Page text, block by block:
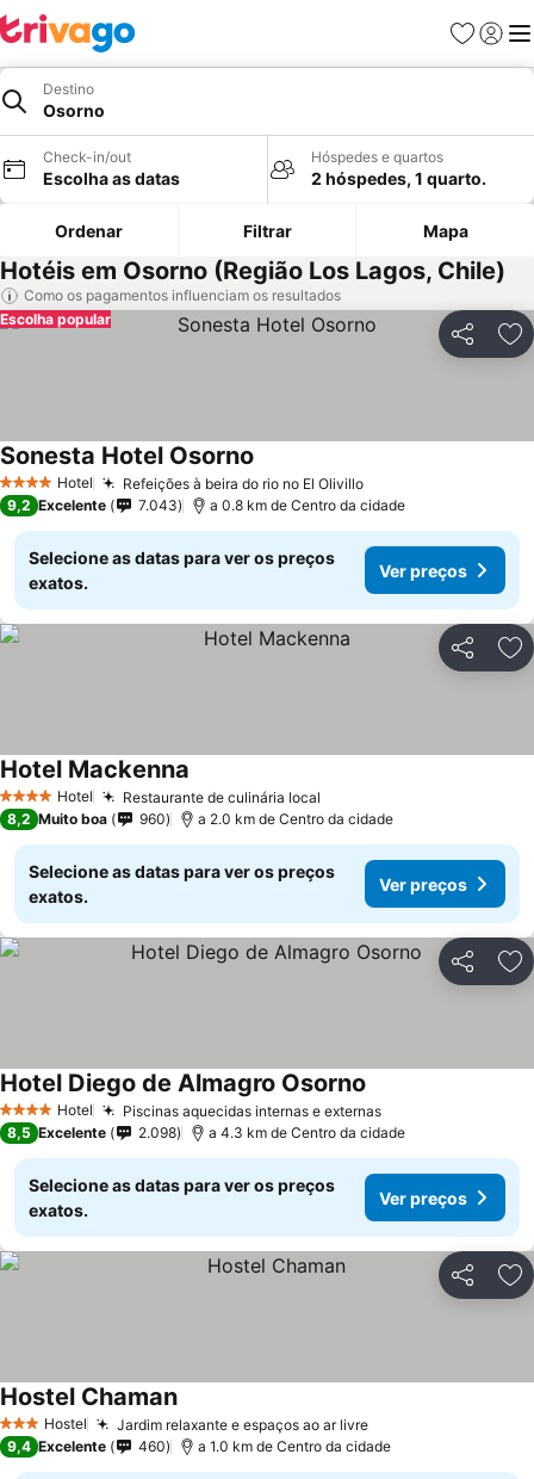
Favoritos
Iniciar
Destino
Osorno
Check-in/out
Escolha as datas
Hóspedes e quartos
2 hóspedes, 1 quarto.
Ordenar Filtrar Mapa
Hotéis em Osorno (Região Los Lagos, Chile)
Como os pagamentos influenciam os resultados
Partilhar
Escolha popular
4 EstrelasHotel Refeições à beira do rio no El OlivilloVer preços
Sonesta Hotel Osorno
9,2 Excelente 7.043 a 0.8 km de Centro da cidade
Selecione as datas para ver os preços
exatos.
Ver preços
Partilhar
4 EstrelasHotel Restaurante de culinária local
Hotel Mackenna
8,2 Muito boa 960 a 2.0 km de Centro da cidade
Selecione as datas para ver os preços
exatos.
Ver preços
Partilhar
4 EstrelasHotel Piscinas aquecidas internas e externasVer preços
Hotel Diego de Almagro Osorno
8,5 Excelente 2.098 a 4.3 km de Centro da cidade
Selecione as datas para ver os preços
exatos.
Ver preços
Partilhar
3 EstrelasHostel Jardim relaxante e espaços ao ar livreVer preços
Hostel ChamanVer preços
9,4 Excelente 460 a 1.0 km de Centro da cidade